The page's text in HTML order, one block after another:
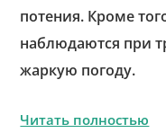
потения. Кроме
наблюдаются при
жаркую погоду.
Читать полностью